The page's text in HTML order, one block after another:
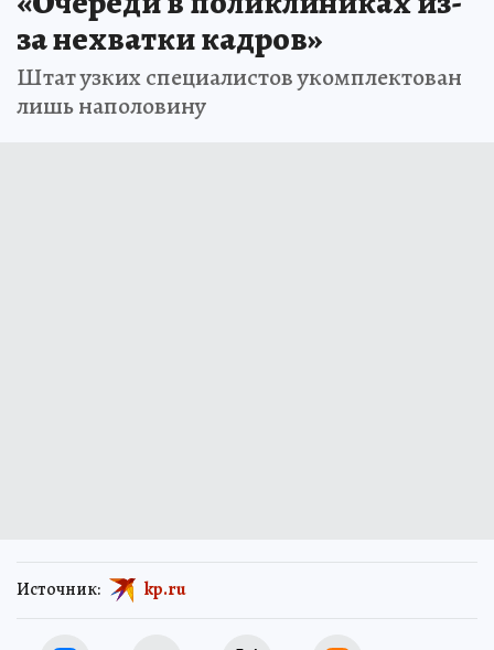
за нехватки кадров»
Штат узких специалистов укомплектован
лишь наполовину
Источник: kp.ru